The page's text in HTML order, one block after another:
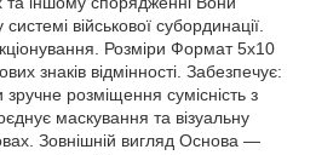
військової субординації.
Розміри Формат 5х10
знаків відмінності. Забезпечує:
зручне розміщення сумісність з
маскування та візуальну
Зовнішній вигляд Основа —